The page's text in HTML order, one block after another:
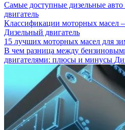
Самые доступные дизельные
двигатель
Классификации моторных масел
Дизельный двигатель
15 лучших моторных масел для
В чем разница между
двигателями: плюсы и минусы